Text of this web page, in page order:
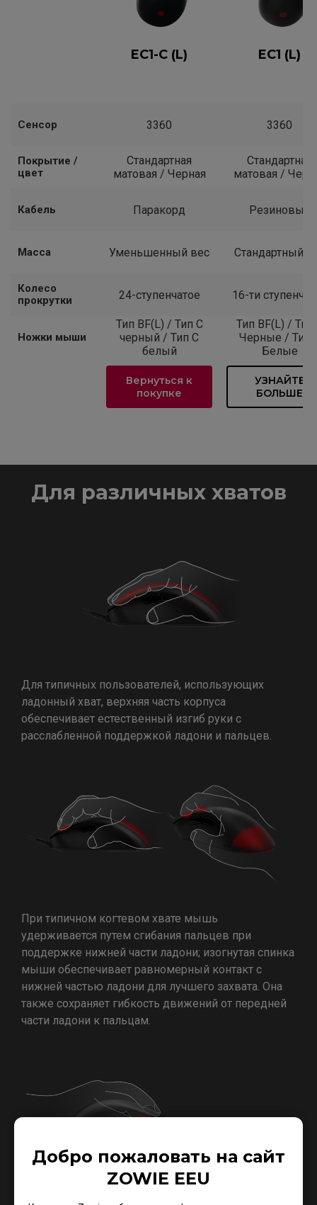
Добро пожаловать на сайт
ZOWIE EEU
Сенсор
Покрытие /
цвет
Кабель
Масса
Колесо
прокрутки
Ножки мыши
EC1-C (L)
3360
Стандартная
матовая / Черная
Паракорд
Уменьшенный вес
24-ступенчатое
Тип BF(L) / Тип C
черный / Тип C
белый
Вернуться к
покупке
EC1 (L)
3360
Стандартная
матовая /
Резиновый
Стандартный
16-ти
Тип BF(L) / Тип
Черные / Тип
Белые
УЗНАЙТЕ
БОЛЬШЕ
Для различных хватов
Для типичных пользователей, использующих
ладонный хват, верхняя часть корпуса
обеспечивает естественный изгиб руки с
расслабленной поддержкой ладони и пальцев.
При типичном когтевом хвате мышь
удерживается путем сгибания пальцев при
поддержке нижней части ладони; изогнутая спинка
мыши обеспечивает равномерный контакт с
нижней частью ладони для лучшего захвата. Она
также сохраняет гибкость движений от передней
части ладони к пальцам.